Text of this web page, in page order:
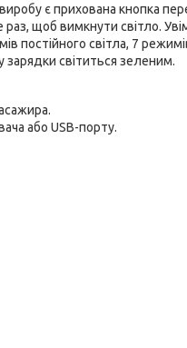
є прихована кнопка
щоб вимкнути світло.
постійного світла, 7
зарядки світиться зеленим.
або USB-порту.